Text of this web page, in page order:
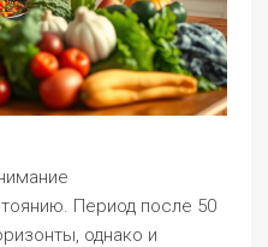
Период после 50
однако и